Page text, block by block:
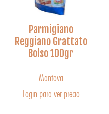
Parmigiano
Reggiano Grattato
Bolso 100gr
Mantova
Login para ver precio